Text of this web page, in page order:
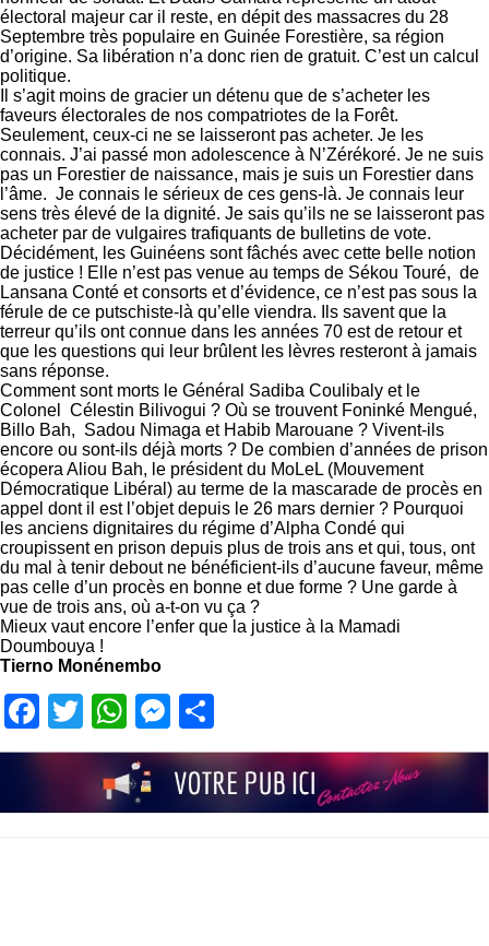
électoral majeur car il reste, en dépit des massacres du 28
Septembre très populaire en Guinée Forestière, sa région
d’origine. Sa libération n’a donc rien de gratuit. C’est un calcul
politique.
Il s’agit moins de gracier un détenu que de s’acheter les
faveurs électorales de nos compatriotes de la Forêt.
Seulement, ceux-ci ne se laisseront pas acheter. Je les
connais. J’ai passé mon adolescence à N’Zérékoré. Je ne suis
pas un Forestier de naissance, mais je suis un Forestier dans
l’âme. Je connais le sérieux de ces gens-là. Je connais leur
sens très élevé de la dignité. Je sais qu’ils ne se laisseront pas
acheter par de vulgaires trafiquants de bulletins de vote.
Décidément, les Guinéens sont fâchés avec cette belle notion
de justice ! Elle n’est pas venue au temps de Sékou Touré, de
Lansana Conté et consorts et d’évidence, ce n’est pas sous la
férule de ce putschiste-là qu’elle viendra. Ils savent que la
terreur qu’ils ont connue dans les années 70 est de retour et
que les questions qui leur brûlent les lèvres resteront à jamais
sans réponse.
Comment sont morts le Général Sadiba Coulibaly et le
Colonel Célestin Bilivogui ? Où se trouvent Foninké Mengué,
Billo Bah, Sadou Nimaga et Habib Marouane ? Vivent-ils
encore ou sont-ils déjà morts ? De combien d’années de prison
écopera Aliou Bah, le président du MoLeL (Mouvement
Démocratique Libéral) au terme de la mascarade de procès en
appel dont il est l’objet depuis le 26 mars dernier ? Pourquoi
les anciens dignitaires du régime d’Alpha Condé qui
croupissent en prison depuis plus de trois ans et qui, tous, ont
du mal à tenir debout ne bénéficient-ils d’aucune faveur, même
pas celle d’un procès en bonne et due forme ? Une garde à
vue de trois ans, où a-t-on vu ça ?
Mieux vaut encore l’enfer que la justice à la Mamadi
Doumbouya !
Tierno Monénembo
Facebook
TwitterWhatsApp
Messenger